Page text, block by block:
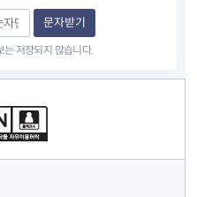
문자받기
저장되지 않습니다.